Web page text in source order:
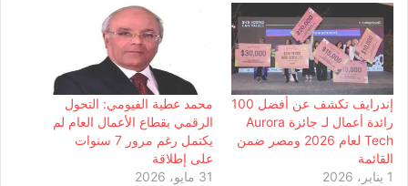
إندرايف تكشف عن أفضل 100
رائدة أعمال لـ جائزة Aurora
Tech لعام 2026 ومصر ضمن
القائمة
1 يناير، 2026
محمد عطية الفيومي: التحول
الرقمي بقطاع الأعمال العام لم
يكتمل رغم مرور 7 سنوات
على إطلاقة
31 مايو، 2026